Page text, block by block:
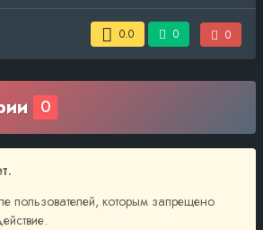
0.0 0 0
0
пользователей, которым запрещено